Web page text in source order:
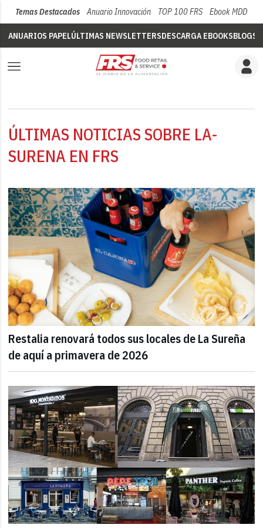
Temas Destacados Anuario Innovación TOP 100 FRS Ebook MDD
ANUARIOS PAPELÚLTIMAS NEWSLETTERSDESCARGA EBOOKSBLOGS
ÚLTIMAS NOTICIAS SOBRE LA-
SURENA EN FRS
Restalia renovará todos sus locales de La Sureña
de aquí a primavera de 2026